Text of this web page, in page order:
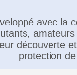
avec la
découverte
protection